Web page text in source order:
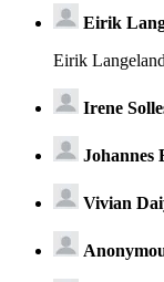
Eirik
Eirik
Irene
Johannes
Vivian